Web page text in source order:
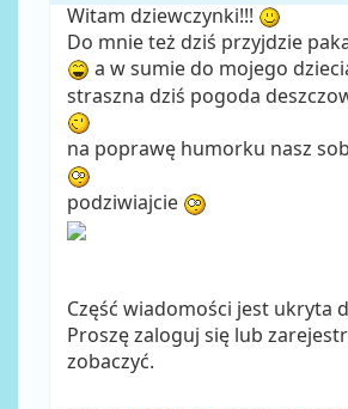
Witam dziewczynki!!!
Do mnie też dziś przyjdzie
a w sumie do mojego
straszna dziś pogoda
na poprawę humorku nasz
podziwiajcie
Część wiadomości jest ukryta
Proszę zaloguj się lub
zobaczyć.